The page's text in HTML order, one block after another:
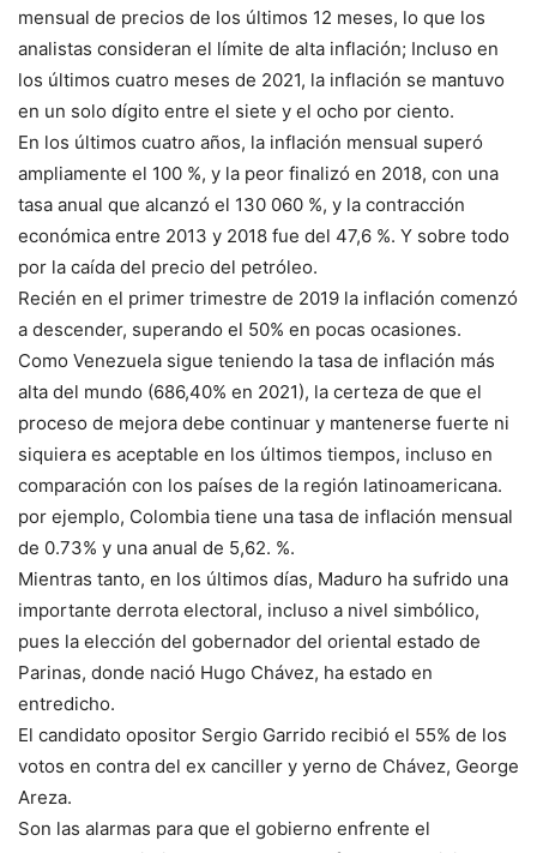
mensual de precios de los últimos 12 meses, lo que los
analistas consideran el límite de alta inflación; Incluso en
los últimos cuatro meses de 2021, la inflación se mantuvo
en un solo dígito entre el siete y el ocho por ciento.
En los últimos cuatro años, la inflación mensual superó
ampliamente el 100 %, y la peor finalizó en 2018, con una
tasa anual que alcanzó el 130 060 %, y la contracción
económica entre 2013 y 2018 fue del 47,6 %. Y sobre todo
por la caída del precio del petróleo.
Recién en el primer trimestre de 2019 la inflación comenzó
a descender, superando el 50% en pocas ocasiones.
Como Venezuela sigue teniendo la tasa de inflación más
alta del mundo (686,40% en 2021), la certeza de que el
proceso de mejora debe continuar y mantenerse fuerte ni
siquiera es aceptable en los últimos tiempos, incluso en
comparación con los países de la región latinoamericana.
por ejemplo, Colombia tiene una tasa de inflación mensual
de 0.73% y una anual de 5,62. %.
Mientras tanto, en los últimos días, Maduro ha sufrido una
importante derrota electoral, incluso a nivel simbólico,
pues la elección del gobernador del oriental estado de
Parinas, donde nació Hugo Chávez, ha estado en
entredicho.
El candidato opositor Sergio Garrido recibió el 55% de los
votos en contra del ex canciller y yerno de Chávez, George
Areza.
Son las alarmas para que el gobierno enfrente el